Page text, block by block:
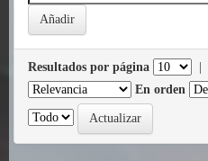
Resultados por página
En orden